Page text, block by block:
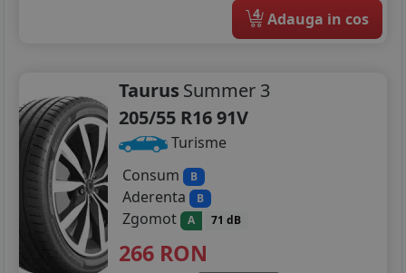
195/70R14
195/80R14
205/60R14
205/70R14
165/60R15
4 Adauga in cos
Taurus Summer 3
205/55 R16 91V
Turisme
Consum
B
Aderenta B
Zgomot A 71 dB
266 RON